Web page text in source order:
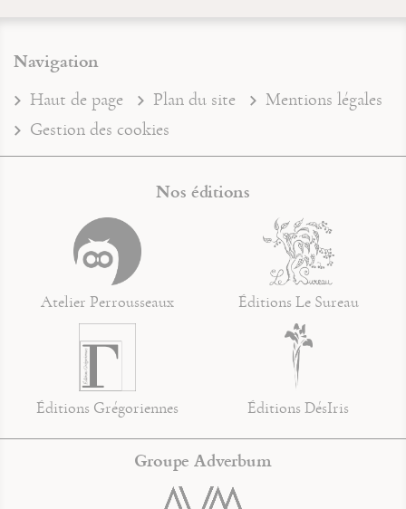
Navigation
Haut de page Plan du site
Mentions légales
Gestion des cookies
Nos éditions
Atelier Perrousseaux Éditions Le Sureau
Éditions Grégoriennes Éditions DésIris
Groupe Adverbum